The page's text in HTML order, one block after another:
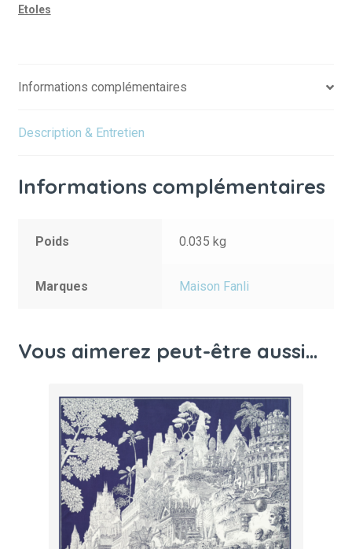
Etoles
Informations complémentaires
Description & Entretien
Informations complémentaires
Poids 0.035 kg
Marques Maison Fanli
Vous aimerez peut-être aussi…